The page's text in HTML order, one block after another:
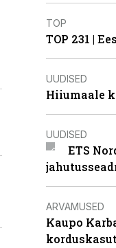
TOP
TOP 231 |
UUDISED
Hiiumaale
UUDISED
ETS
ARVAMUSED
Kaupo